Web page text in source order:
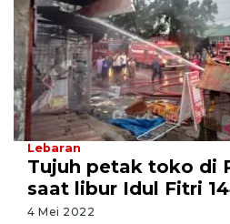
Lebaran
Tujuh petak toko di
saat libur Idul Fitri
4 Mei 2022